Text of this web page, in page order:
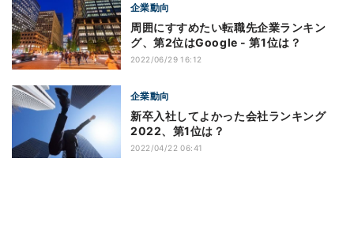
企業動向
周囲にすすめたい転職先企業ランキン
グ、第2位はGoogle - 第1位は？
2022/06/29 16:12
企業動向
新卒入社してよかった会社ランキング
2022、第1位は？
2022/04/22 06:41